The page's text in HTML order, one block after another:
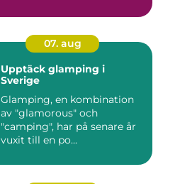
07. aug
Upptäck glamping i
Sverige
Glamping, en kombination
av "glamorous" och
"camping", har på senare år
vuxit till en po...